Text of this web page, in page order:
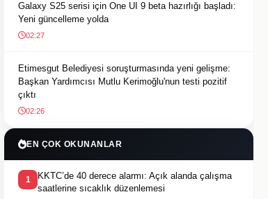
Galaxy S25 serisi için One UI 9 beta hazırlığı başladı:
Yeni güncelleme yolda
02:27
Etimesgut Belediyesi soruşturmasında yeni gelişme:
Başkan Yardımcısı Mutlu Kerimoğlu'nun testi pozitif
çıktı
02:26
EN ÇOK OKUNANLAR
1
KKTC’de 40 derece alarmı: Açık alanda çalışma
saatlerine sıcaklık düzenlemesi